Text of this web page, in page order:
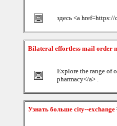
здесь <a
Bilateral effortless mail order
Explore the range of
pharmacy</a> .
Узнать больше city--exchange